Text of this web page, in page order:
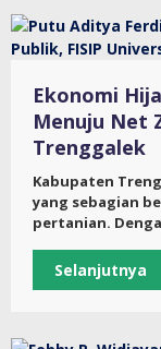
Ekonomi
Menuju Net
Trenggalek
Kabupaten
yang sebagian
pertanian.
Selanjutnya